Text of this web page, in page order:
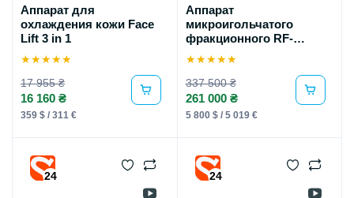
Аппарат для
охлаждения кожи Face
Lift 3 in 1
★★★★★
17 955 ₴
16 160 ₴
359 $ / 311 €
Аппарат
микроигольчатого
фракционного RF-
лифтинга
★★★★★
337 500 ₴
261 000 ₴
5 800 $ / 5 019 €
24 24